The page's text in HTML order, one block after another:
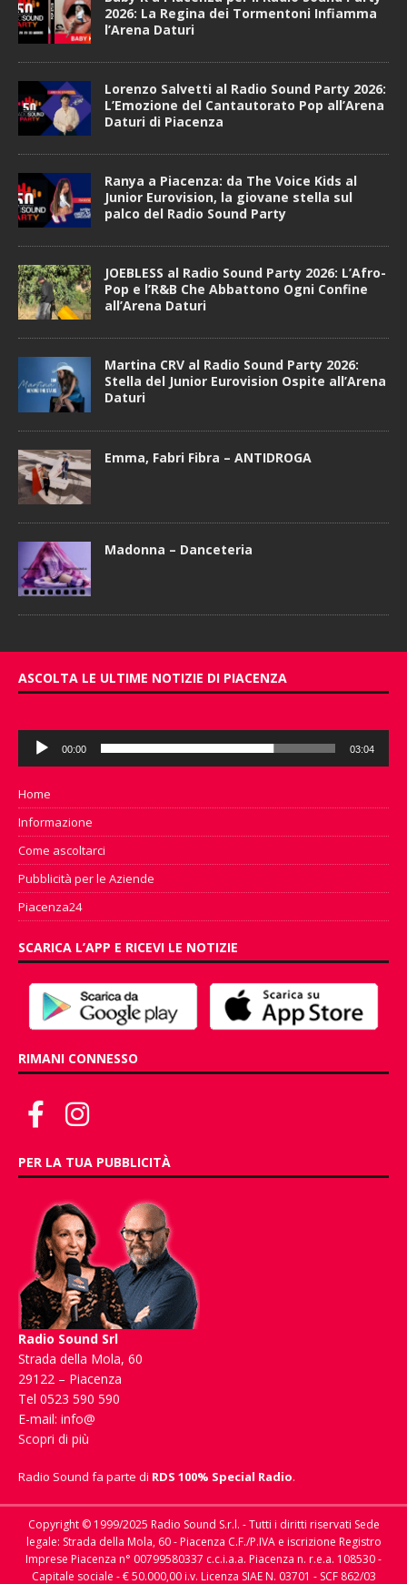
2026: La Regina dei Tormentoni Infiamma
l’Arena Daturi
Lorenzo Salvetti al Radio Sound Party 2026:
L’Emozione del Cantautorato Pop all’Arena
Daturi di Piacenza
Ranya a Piacenza: da The Voice Kids al
Junior Eurovision, la giovane stella sul
palco del Radio Sound Party
JOEBLESS al Radio Sound Party 2026: L’Afro-
Pop e l’R&B Che Abbattono Ogni Confine
all’Arena Daturi
Martina CRV al Radio Sound Party 2026:
Stella del Junior Eurovision Ospite all’Arena
Daturi
Emma, Fabri Fibra – ANTIDROGA
Madonna – Danceteria
ASCOLTA LE ULTIME NOTIZIE DI PIACENZA
Audio
Player
00:00 03:04
Home
Informazione
Come ascoltarci
Pubblicità per le Aziende
Piacenza24
SCARICA L’APP E RICEVI LE NOTIZIE
RIMANI CONNESSO
PER LA TUA PUBBLICITÀ
Radio Sound Srl
Strada della Mola, 60
29122 – Piacenza
Tel 0523 590 590
E-mail: info@
Scopri di più
Radio Sound fa parte di RDS 100% Special Radio.
Copyright © 1999/2025 Radio Sound S.r.l. - Tutti i diritti riservati Sede
legale: Strada della Mola, 60 - Piacenza C.F./P.IVA e iscrizione Registro
Imprese Piacenza n° 00799580337 c.c.i.a.a. Piacenza n. r.e.a. 108530 -
Capitale sociale - € 50.000,00 i.v. Licenza SIAE N. 03701 - SCF 862/03